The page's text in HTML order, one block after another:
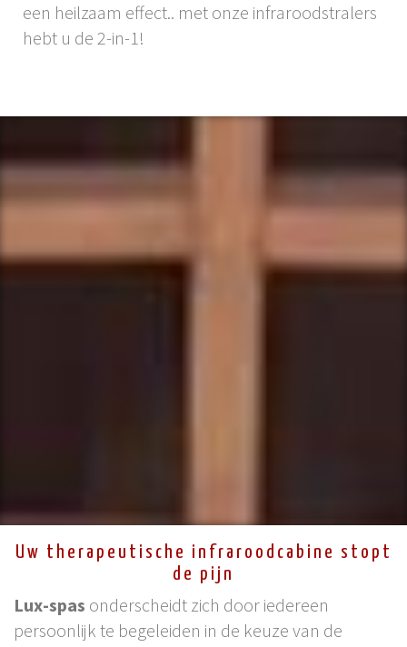
een heilzaam effect.. met onze infraroodstralers
hebt u de 2-in-1!
Uw therapeutische infraroodcabine stopt
de pijn
Lux-spas onderscheidt zich door iedereen
persoonlijk te begeleiden in de keuze van de